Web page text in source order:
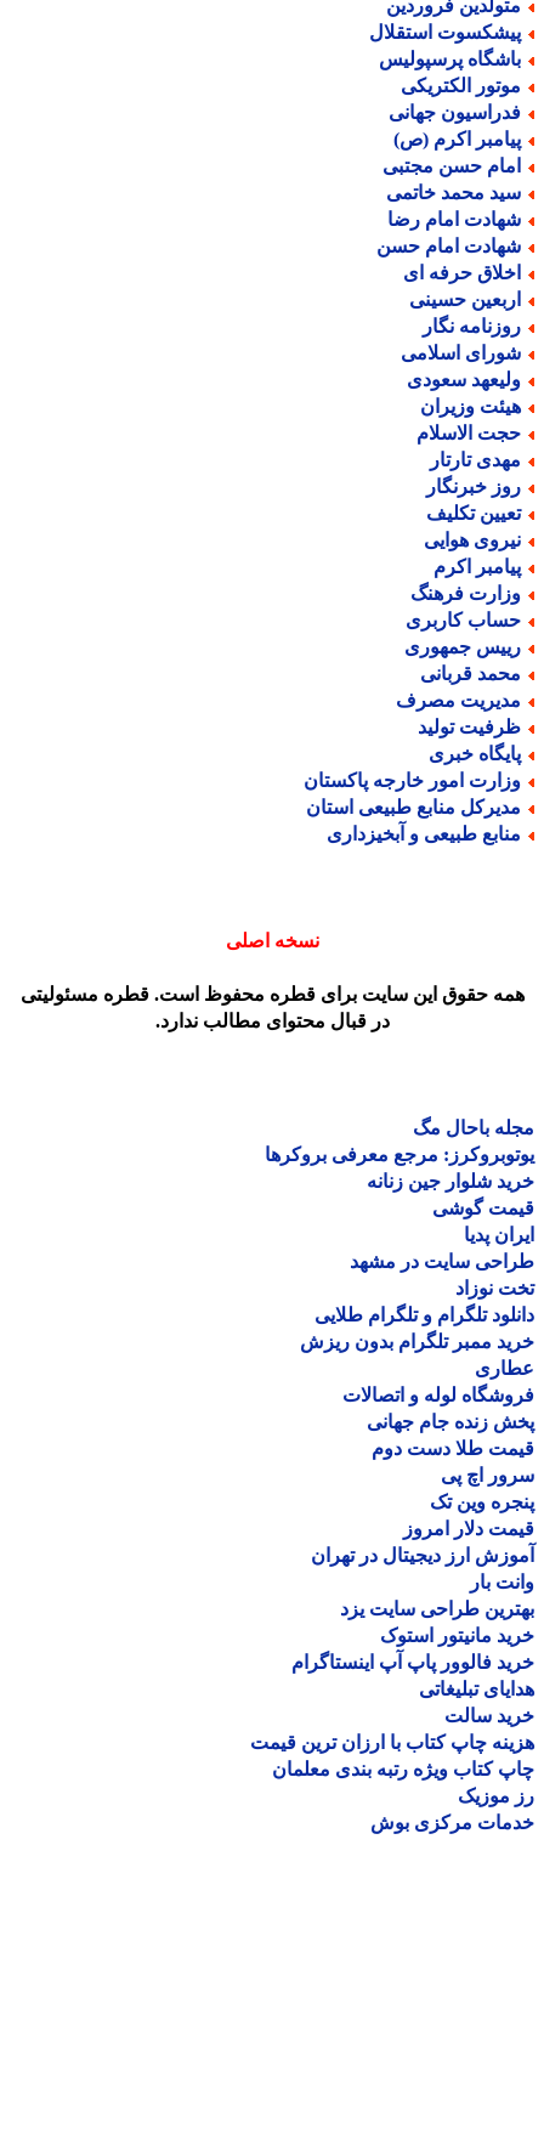
فروردین
استقلال
پرسپولیس
الکتریکی
جهانی
اکرم (ص)
حسن مجتبی
محمد خاتمی
امام رضا
امام حسن
حرفه ای
حسینی
نگار
اسلامی
سعودی
وزیران
الاسلام
تارتار
خبرنگار
تکلیف
هوایی
اکرم
فرهنگ
کاربری
جمهوری
قربانی
مصرف
تولید
خبری
امور خارجه پاکستان
منابع طبیعی استان
طبیعی و آبخیزداری
نسخه اصلی
حقوق این سایت برای قطره محفوظ است. قطره مسئولیتی
در قبال محتوای مطالب ندارد.
باحال مگ
مرجع معرفی بروکرها
شلوار جین زنانه
گوشی
پدیا
سایت در مشهد
نوزاد
تلگرام و تلگرام طلایی
ممبر تلگرام بدون ریزش
لوله و اتصالات
زنده جام جهانی
طلا دست دوم
اچ پی
وین تک
دلار امروز
ارز دیجیتال در تهران
بار
طراحی سایت یزد
مانیتور استوک
فالوور پاپ آپ اینستاگرام
تبلیغاتی
سالت
چاپ کتاب با ارزان ترین قیمت
کتاب ویژه رتبه بندی معلمان
موزیک
مرکزی بوش